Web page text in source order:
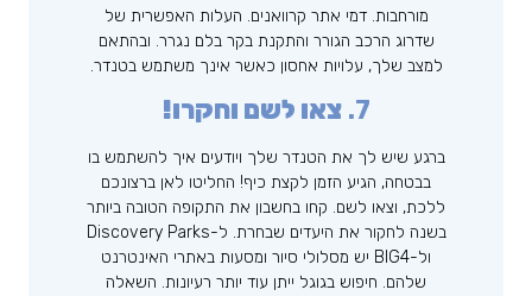
מורחבות. דמי אתר קרוואנים. העלות האפשרית של
שדרוג הרכב הגורר והתקנת בקר בלם נגרר. ובהתאם
למצב שלך, עלויות אחסון כאשר אינך משתמש בטנדר.
7. צאו לשם וחקרו!
ברגע שיש לך את הטנדר שלך ויודעים איך להשתמש בו
בבטחה, הגיע הזמן לקצת כיף! החליטו לאן ברצונכם
ללכת, וצאו לשם. קחו בחשבון את התקופה הטובה ביותר
בשנה לחקור את היעדים שבחרת. ל-Discovery Parks
ול-BIG4 יש מסלולי סיור ומסעות באתרי האינטרנט
שלהם. חיפוש בגוגל ייתן עוד יותר רעיונות. השאלה